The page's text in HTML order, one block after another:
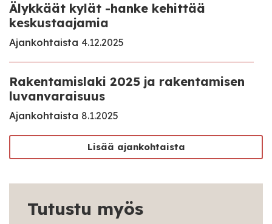
Älykkäät kylät -hanke kehittää
keskustaajamia
Ajankohtaista 4.12.2025
Rakentamislaki 2025 ja rakentamisen
luvanvaraisuus
Ajankohtaista 8.1.2025
Lisää ajankohtaista
Tutustu myös